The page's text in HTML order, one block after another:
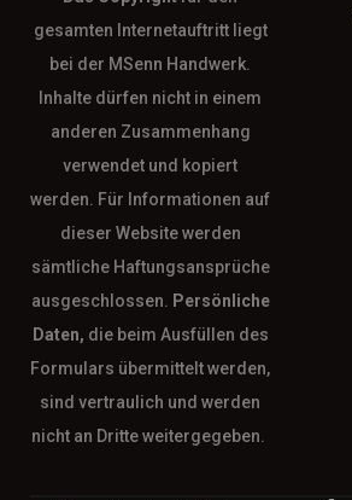
gesamten Internetauftritt liegt
bei der MSenn Handwerk.
Inhalte dürfen nicht in einem
anderen Zusammenhang
verwendet und kopiert
werden. Für Informationen auf
dieser Website werden
sämtliche Haftungsansprüche
ausgeschlossen. Persönliche
Daten, die beim Ausfüllen des
Formulars übermittelt werden,
sind vertraulich und werden
nicht an Dritte weitergegeben.